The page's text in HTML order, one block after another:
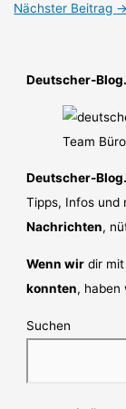
Nächster Beitrag →
Deutscher-
Deutscher-
Tipps, Infos und
Nachrichten,
Wenn wir dir
konnten, haben
Suchen